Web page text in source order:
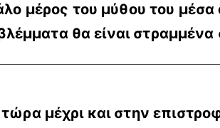
μέρος του μύθου του
θα είναι
μέχρι και στην